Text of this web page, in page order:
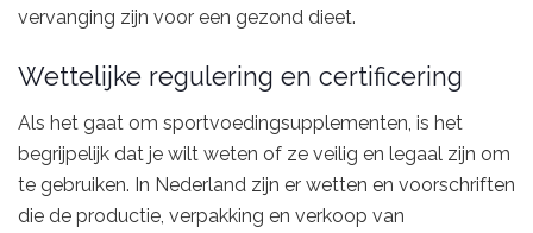
vervanging zijn voor een gezond dieet.
Wettelijke regulering en certificering
Als het gaat om sportvoedingsupplementen, is het
begrijpelijk dat je wilt weten of ze veilig en legaal zijn om
te gebruiken. In Nederland zijn er wetten en voorschriften
die de productie, verpakking en verkoop van